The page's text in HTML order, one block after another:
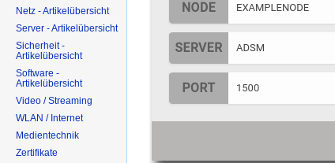
Netz - Artikelübersicht
Server - Artikelübersicht
Sicherheit -
Artikelübersicht
Software -
Artikelübersicht
Video / Streaming
WLAN / Internet
Medientechnik
Zertifikate